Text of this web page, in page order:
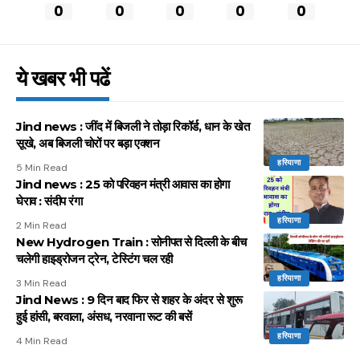
0 0 0 0 0
ये खबर भी पढें
हरियाणा
Jind news : जींद में बिजली ने तोड़ा रिकॉर्ड, धान के खेत
सूखे, अब बिजली चोरों पर बड़ा एक्शन
5 Min Read
हरियाणा
Jind news : 25 को परिवहन मंत्री आवास का होगा
घेराव : संदीप रंगा
2 Min Read
हरियाणा
New Hydrogen Train : सोनीपत से दिल्ली के बीच
चलेगी हाइड्रोजन ट्रेन, टेस्टिंग चल रही
3 Min Read
हरियाणा
Jind News : 9 दिन बाद फिर से शहर के अंदर से शुरू
हुई हांसी, बरवाला, अंसध, नरवाना रूट की बसें
4 Min Read